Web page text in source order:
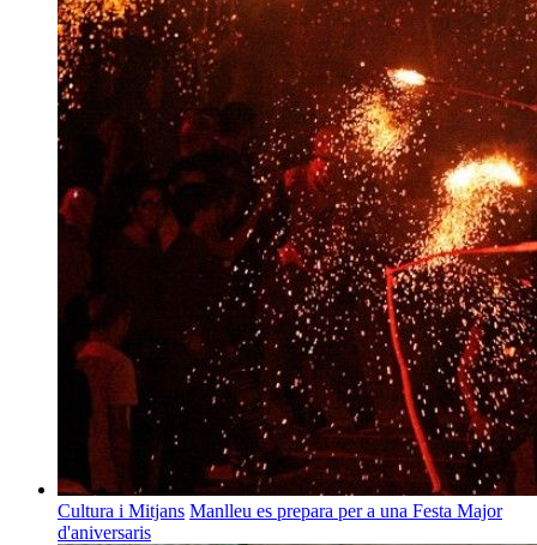
Cultura i Mitjans Manlleu es prepara per a una Festa Major
d'aniversaris